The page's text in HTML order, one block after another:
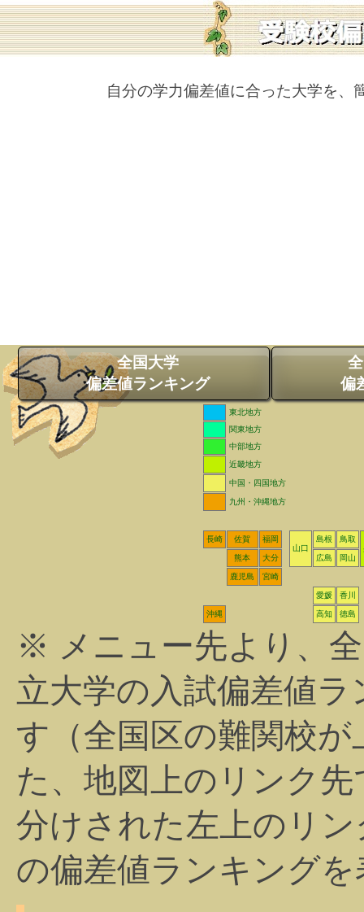
自分の学力偏差値に合った大学を、
全国大学
偏差値ランキング
偏
東北地方
関東地方
中部地方
近畿地方
中国・四国地方
九州・沖縄地方
長崎 佐賀
福岡
山口
島根
鳥取
熊本
大分 広島 岡山
鹿児島 宮崎
愛媛 香川
沖縄 高知 徳島
※ メニュー先より、
立大学の入試偏差値
す（全国区の難関校
た、地図上のリンク
分けされた左上のリ
の偏差値ランキング